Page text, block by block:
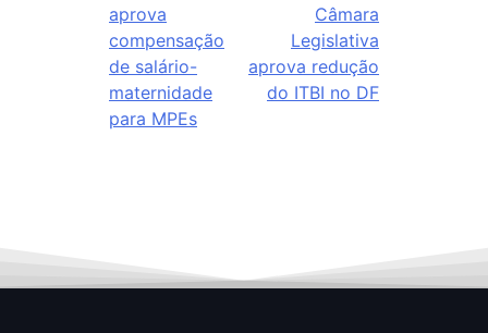
aprova
compensação
de salário-
maternidade
para MPEs
Câmara
Legislativa
aprova redução
do ITBI no DF